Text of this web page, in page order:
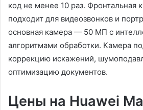
код не менее 10 раз. Фронтальная
подходит для видеозвонков и
основная камера — 50 МП с
алгоритмами обработки. Камера
коррекцию искажений,
оптимизацию документов.
Цены на Huawei